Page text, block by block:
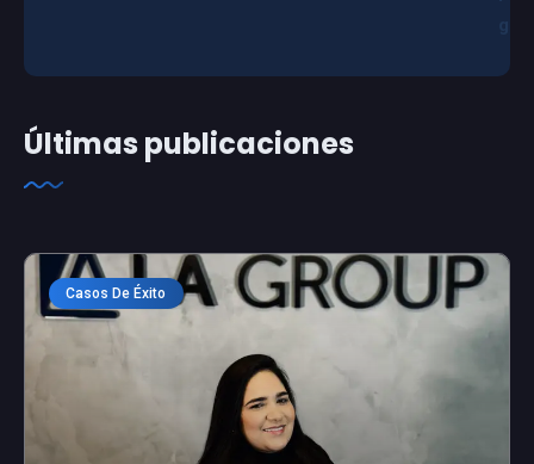
Últimas publicaciones
Casos De Éxito